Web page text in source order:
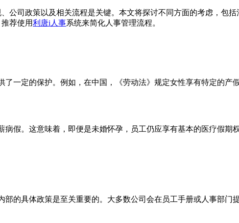
公司政策以及相关流程是关键。本文将探讨不同方面的考虑，包
荐使用利唐i人事系统来简化人事管理流程。
一定的保护。例如，在中国，《劳动法》规定女性享有特定的产
假。这意味着，即便是未婚怀孕，员工仍应享有基本的医疗假
的具体政策是至关重要的。大多数公司会在员工手册或人事部门